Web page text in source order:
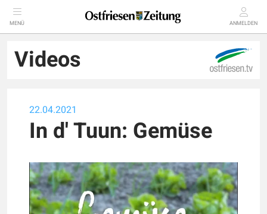
MENÜ ANMELDEN
Videos
22.04.2021
In d' Tuun: Gemüse